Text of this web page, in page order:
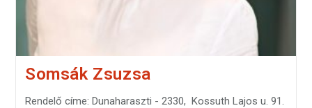
Somsák Zsuzsa
Rendelő címe: Dunaharaszti - 2330, Kossuth Lajos u. 91.